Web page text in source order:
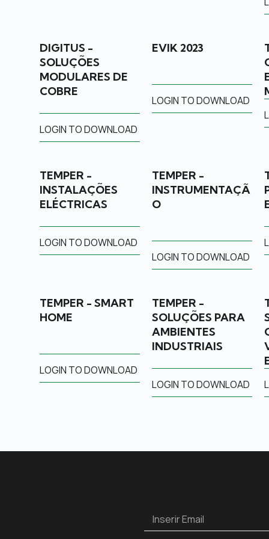
DIGITUS -
SOLUÇÕES
MODULARES DE
COBRE
LOGIN TO DOWNLOAD
EVIK 2023
LOGIN TO DOWNLOAD
TEMPER -
INSTALAÇÕES
ELÉCTRICAS
LOGIN TO DOWNLOAD
TEMPER -
INSTRUMENTAÇÃ
O
LOGIN TO DOWNLOAD
TEMPER - SMART
HOME
LOGIN TO DOWNLOAD
TEMPER -
SOLUÇÕES PARA
AMBIENTES
INDUSTRIAIS
LOGIN TO DOWNLOAD